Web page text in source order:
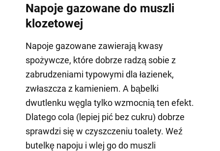
Napoje gazowane do muszli
klozetowej
Napoje gazowane zawierają kwasy
spożywcze, które dobrze radzą sobie z
zabrudzeniami typowymi dla łazienek,
zwłaszcza z kamieniem. A bąbelki
dwutlenku węgla tylko wzmocnią ten efekt.
Dlatego cola (lepiej pić bez cukru) dobrze
sprawdzi się w czyszczeniu toalety. Weź
butelkę napoju i wlej go do muszli